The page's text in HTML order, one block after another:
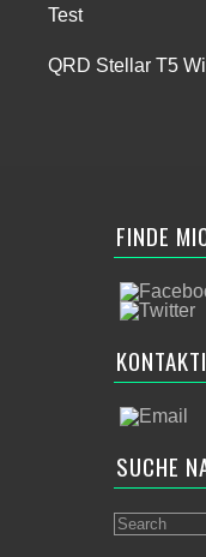
Test
QRD Stellar T5
FINDE
SUCHE